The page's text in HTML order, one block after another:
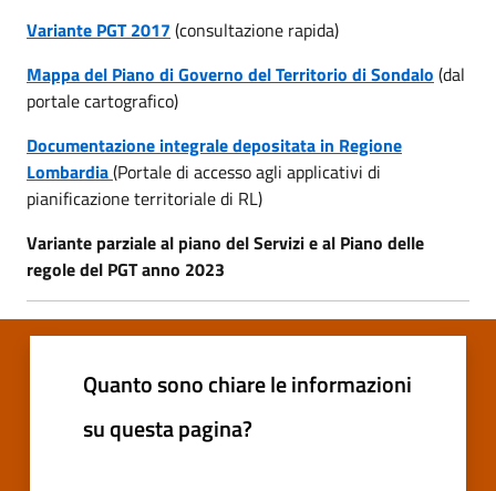
Variante PGT 2017 (consultazione rapida)
Mappa del Piano di Governo del Territorio di Sondalo (dal
portale cartografico)
Documentazione integrale depositata in Regione
Lombardia(Portale di accesso agli applicativi di
pianificazione territoriale di RL)
Variante parziale al piano del Servizi e al Piano delle
regole del PGT anno 2023
Quanto sono chiare le informazioni
su questa pagina?